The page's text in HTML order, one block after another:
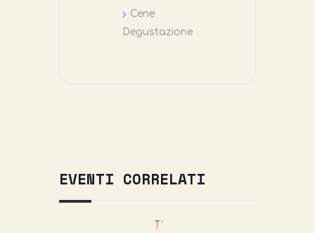
Cene
Degustazione
EVENTI CORRELATI